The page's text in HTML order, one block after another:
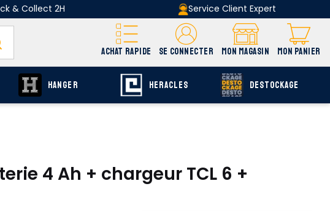
& Collect 2H Service Client Expert
ACHAT RAPIDE SE CONNECTER MON MAGASIN MON PANIER
HANGER HERACLES DESTOCKAGE
4 Ah + chargeur TCL 6 +